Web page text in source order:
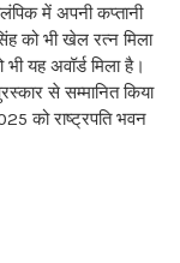
में अपनी कप्तानी
को भी खेल रत्न मिला
यह अवॉर्ड मिला है।
से सम्मानित किया
को राष्ट्रपति भवन